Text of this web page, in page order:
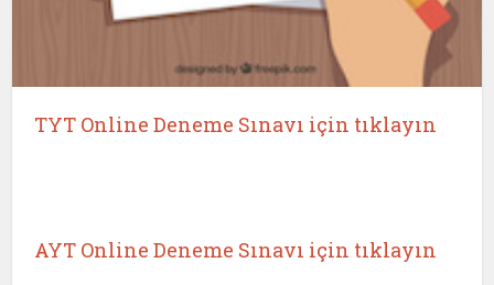
TYT Online Deneme Sınavı için tıklayın
AYT Online Deneme Sınavı için tıklayın